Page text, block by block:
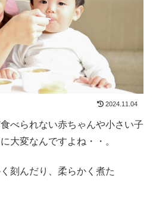
2024.11.04
べられない赤ちゃんや小さい子
大変なんですよね・・。
刻んだり、柔らかく煮た